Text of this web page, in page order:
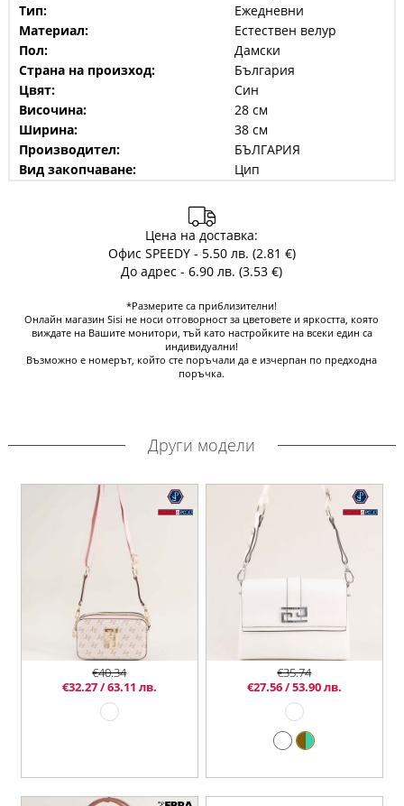
Тип:
Ежедневни
Материал:
Естествен велур
Пол:
Дамски
Страна на произход:
България
Цвят:
Син
Височина:
28 см
Ширина:
38 см
Производител:
БЪЛГАРИЯ
Вид закопчаване:
Цип
Цена на доставка:
Офис SPEEDY - 5.50 лв. (2.81 €)
До адрес - 6.90 лв. (3.53 €)
*Размерите са приблизителни!
Онлайн магазин Sisi не носи отговорност за цветовете и яркостта, която
виждате на Вашите монитори, тъй като настройките на всеки един са
индивидуални!
Възможно е номерът, който сте поръчали да е изчерпан по предходна
поръчка.
Други модели
€40.34
€32.27 / 63.11 лв.
€35.74
€27.56 / 53.90 лв.